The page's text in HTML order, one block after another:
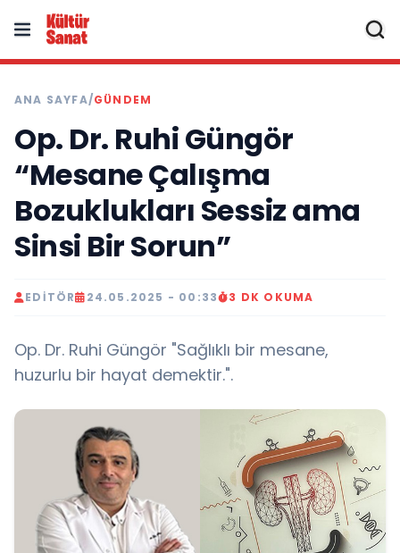
ANA SAYFA/GÜNDEM
Op. Dr. Ruhi Güngör
“Mesane Çalışma
Bozuklukları Sessiz ama
Sinsi Bir Sorun”
EDITÖR 24.05.2025 - 00:33 3 DK OKUMA
Op. Dr. Ruhi Güngör "Sağlıklı bir mesane,
huzurlu bir hayat demektir.".